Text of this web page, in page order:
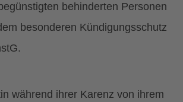
behinderten Personen
besonderen Kündigungsschutz
während ihrer Karenz von ihrem